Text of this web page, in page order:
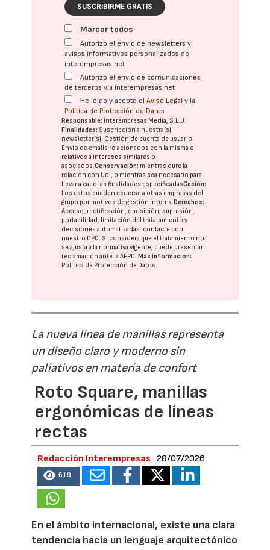
SUSCRIBIRME GRATIS
Marcar todos
Autorizo el envío de newsletters y
avisos informativos personalizados de
interempresas.net
Autorizo el envío de comunicaciones
de terceros vía interempresas.net
He leído y acepto elAviso Legal y la
Política de Protección de Datos
Responsable: Interempresas Media, S.L.U.
Finalidades: Suscripción a nuestra(s)
newsletter(s). Gestión de cuenta de usuario.
Envío de emails relacionados con la misma o
relativos a intereses similares o
asociados.Conservación: mientras dure la
relación con Ud., o mientras sea necesario para
llevar a cabo las finalidades especificadasCesión:
Los datos pueden cederse a otras empresas del
grupo por motivos de gestión interna. Derechos:
Acceso, rectificación, oposición, supresión,
portabilidad, limitación del tratatamiento y
decisiones automatizadas: contacte con
nuestro DPD. Si considera que el tratamiento no
se ajusta a la normativa vigente, puede presentar
reclamación ante laAEPD. Más información:
Política de Protección de Datos
La nueva línea de manillas representa
un diseño claro y moderno sin
paliativos en materia de confort
Roto Square, manillas
ergonómicas de líneas
rectas
Redacción Interempresas 28/07/2026
619
En el ámbito internacional, existe una clara
tendencia hacia un lenguaje arquitectónico